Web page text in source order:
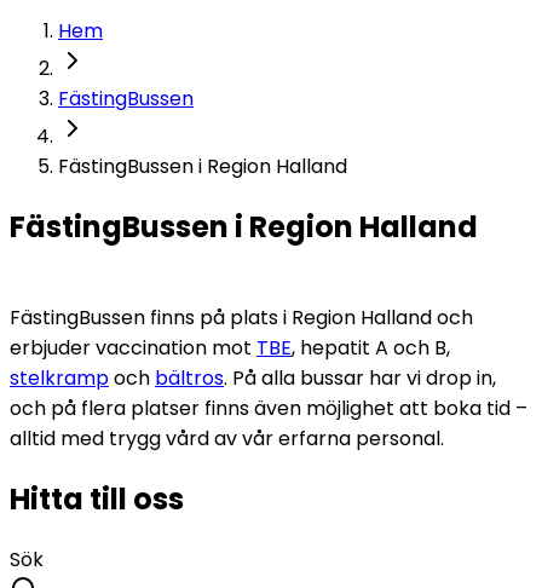
Hem
FästingBussen
FästingBussen i Region Halland
FästingBussen i Region Halland
FästingBussen finns på plats i Region Halland och
erbjuder vaccination mot TBE, hepatit
stelkramp och bältros. På alla bussar har vi drop in,
och på flera platser finns även möjlighet att boka tid –
alltid med trygg vård av vår erfarna personal.
Hitta till oss
Sök